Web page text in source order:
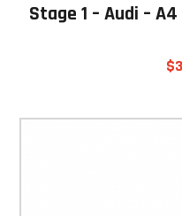
Stage 1 – Audi –
$